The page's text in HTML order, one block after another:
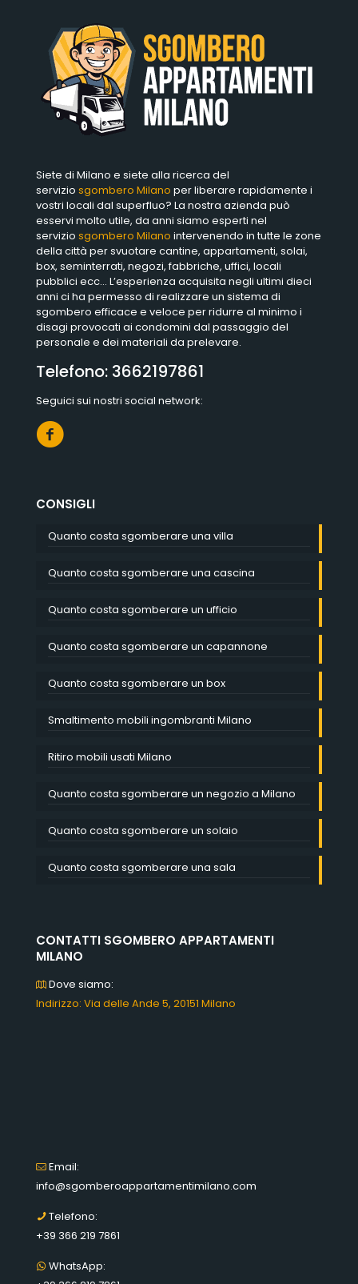
Siete di Milano e siete alla ricerca del
servizio sgombero Milano per liberare rapidamente i
vostri locali dal superfluo? La nostra azienda può
esservi molto utile, da anni siamo esperti nel
servizio sgombero Milano intervenendo in tutte le zone
della città per svuotare cantine, appartamenti, solai,
box, seminterrati, negozi, fabbriche, uffici, locali
pubblici ecc… L’esperienza acquisita negli ultimi dieci
anni ci ha permesso di realizzare un sistema di
sgombero efficace e veloce per ridurre al minimo i
disagi provocati ai condomini dal passaggio del
personale e dei materiali da prelevare.
Telefono: 3662197861
Seguici sui nostri social network:
CONSIGLI
Quanto costa sgomberare una villa
Quanto costa sgomberare una cascina
Quanto costa sgomberare un ufficio
Quanto costa sgomberare un capannone
Quanto costa sgomberare un box
Smaltimento mobili ingombranti Milano
Ritiro mobili usati Milano
Quanto costa sgomberare un negozio a Milano
Quanto costa sgomberare un solaio
Quanto costa sgomberare una sala
CONTATTI SGOMBERO APPARTAMENTI
MILANO
Dove siamo:
Indirizzo: Via delle Ande 5, 20151 Milano
Email:
info@sgomberoappartamentimilano.com
Telefono:
+39 366 219 7861
WhatsApp: